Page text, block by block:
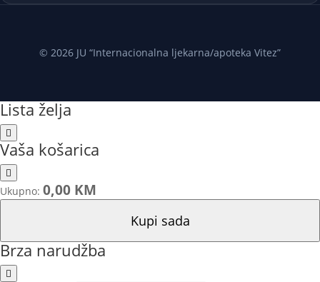
© 2026 JU “Internacionalna ljekarna/apoteka Vitez”
Lista želja
Vaša košarica
Ukupno: 0,00 KM
Kupi sada
Brza narudžba